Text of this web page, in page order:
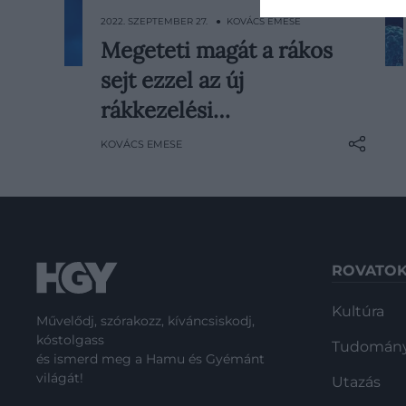
Ha az immunrendszerünk könnyen
felismerné a rákos sejteket, az a
betegség új kezelési módjait is
2022. SZEPTEMBER 27. ● KOVÁCS EMESE
Megeteti magát a rákos
sejt ezzel az új
rákkezelési…
KOVÁCS EMESE
Művelődj, szórakozz, kíváncsiskodj,
kóstolgass
és ismerd meg a Hamu és Gyémánt
világát!
Kultúra
Utazás